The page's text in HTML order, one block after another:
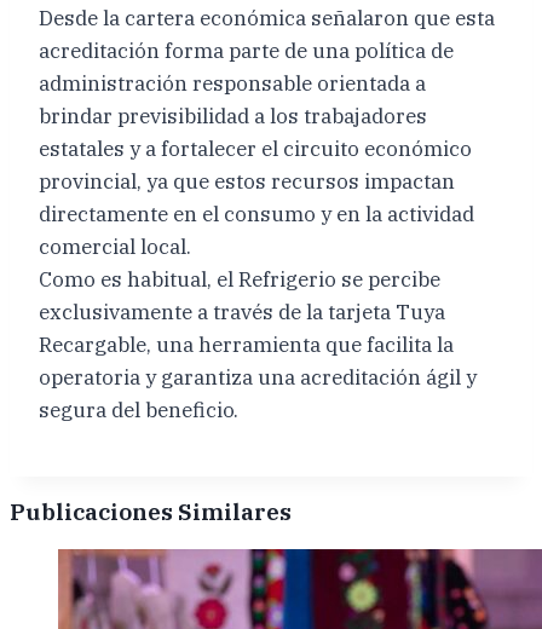
Desde la cartera económica señalaron que esta
acreditación forma parte de una política de
administración responsable orientada a
brindar previsibilidad a los trabajadores
estatales y a fortalecer el circuito económico
provincial, ya que estos recursos impactan
directamente en el consumo y en la actividad
comercial local.
Como es habitual, el Refrigerio se percibe
exclusivamente a través de la tarjeta Tuya
Recargable, una herramienta que facilita la
operatoria y garantiza una acreditación ágil y
segura del beneficio.
Publicaciones Similares